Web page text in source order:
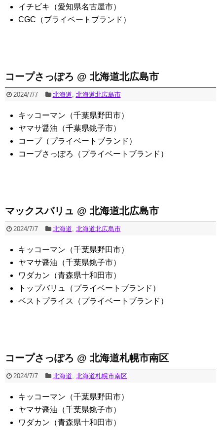
イチビキ（愛知県名古屋市）
CGC（プライベートブランド）
コープさっぽろ @ 北海道北広島市
2024/7/7 北海道, 北海道北広島市
キッコーマン（千葉県野田市）
ヤマサ醤油（千葉県銚子市）
コープ（プライベートブランド）
コープさっぽろ（プライベートブランド）
マックスバリュ @ 北海道北広島市
2024/7/7 北海道, 北海道北広島市
キッコーマン（千葉県野田市）
ヤマサ醤油（千葉県銚子市）
ワダカン（青森県十和田市）
トップバリュ（プライベートブランド）
ベストプライス（プライベートブランド）
コープさっぽろ @ 北海道札幌市南区
2024/7/7 北海道, 北海道札幌市南区
キッコーマン（千葉県野田市）
ヤマサ醤油（千葉県銚子市）
ワダカン（青森県十和田市）